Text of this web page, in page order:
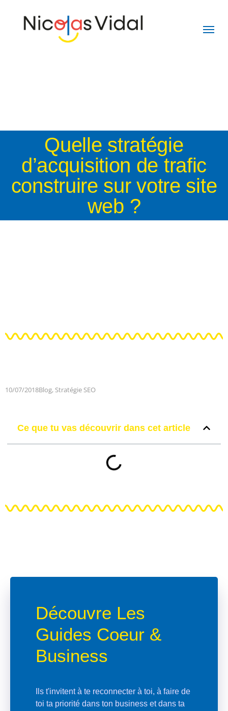
Quelle stratégie
d’acquisition de trafic
construire sur votre site
web ?
10/07/2018Blog, Stratégie SEO
Ce que tu vas découvrir dans cet article
Découvre Les
Guides Coeur &
Business
Ils t'invitent à te reconnecter à toi, à faire de
toi ta priorité dans ton business et dans ta